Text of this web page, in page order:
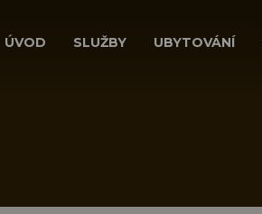
ÚVOD SLUŽBY UBYTOVÁNÍ